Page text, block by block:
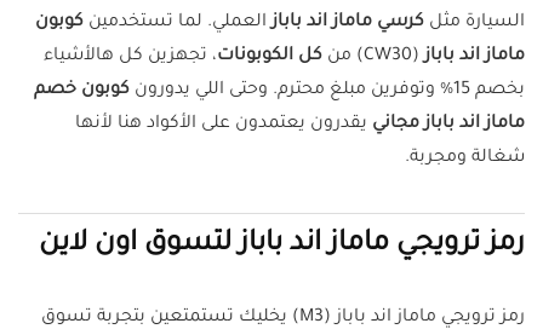
السيارة مثل كرسي ماماز اند بابازالعملي. لما تستخدمين كوبون
ماماز اند باباز(CW30) من كل الكوبونات، تجهزين كل هالأشياء
بخصم 15% وتوفرين مبلغ محترم. وحتى اللي يدورون
كوبون خصم
ماماز اند باباز مجاني يقدرون يعتمدون على الأكواد هنا لأنها
شغالة ومجربة.
رمز ترويجي ماماز اند باباز لتسوق اون لاين
رمز ترويجي ماماز اند باباز (M3) يخليك تستمتعين بتجربة تسوق